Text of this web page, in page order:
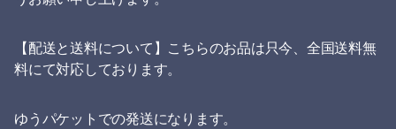
【配送と送料について】こちらのお品は只今、全国送料無
料にて対応しております。
ゆうパケットでの発送になります。